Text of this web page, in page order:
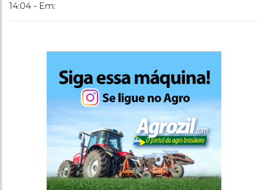
14:04 - Em: